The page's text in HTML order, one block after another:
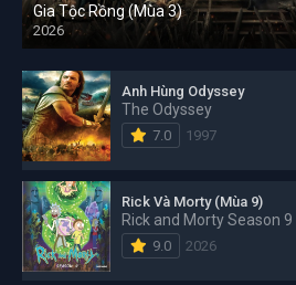
Gia Tộc Rồng (Mùa 3)
2026
Anh Hùng Odyssey
The Odyssey
7.0 1997
Rick Và Morty (Mùa 9)
Rick and Morty Season 9
9.0 2026